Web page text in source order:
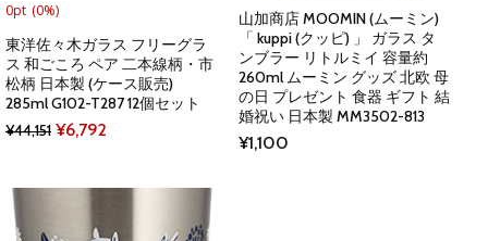
0pt (0%)
東洋佐々木ガラス フリーグラ
ス 和ごころ ペア 二本線柄・市
松柄 日本製 (ケース販売)
285ml G102-T287 12個セット
¥44,151 Original
was:
¥6,792
is:
山加商店 MOOMIN (ムーミン)
「 kuppi (クッピ) 」 ガラス タ
ンブラー リトルミイ 容量約
260ml ムーミン グッズ 北欧 母
の日 プレゼント 食器 ギフト 結
婚祝い 日本製 MM3502-813
¥1,100